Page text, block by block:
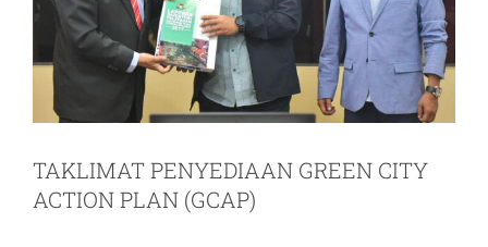
TAKLIMAT PENYEDIAAN GREEN CITY
ACTION PLAN (GCAP)